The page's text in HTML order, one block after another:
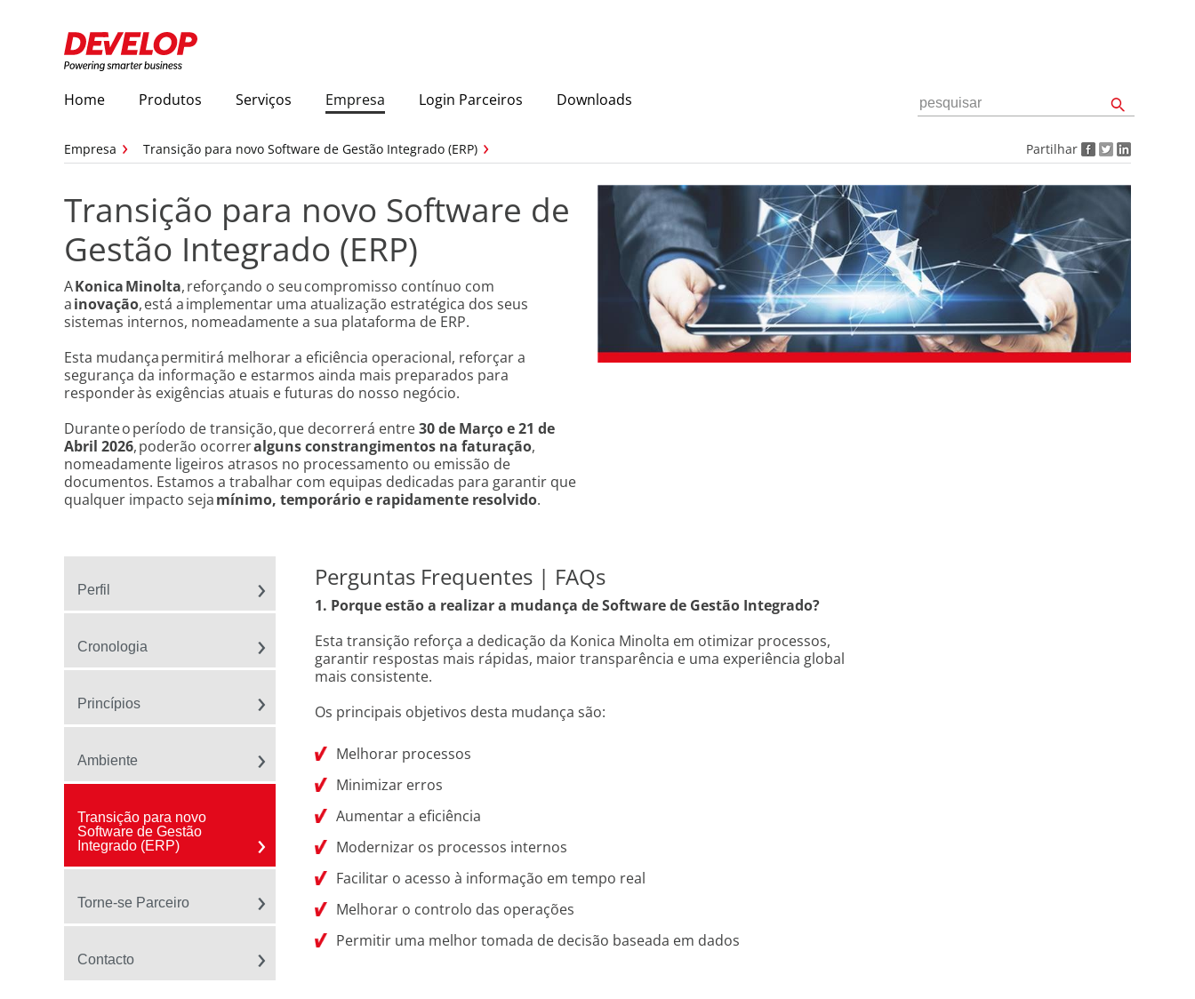
Home Produtos Serviços Empresa Login Parceiros Downloads
Empresa Transição para novo Software de Gestão Integrado (ERP) Partilhar
Transição para novo Software de
Gestão Integrado (ERP)
AKonica Minolta, reforçando o seu compromisso contínuo com
ainovação, está a implementar uma atualização estratégica dos seus
sistemas internos, nomeadamente a sua plataforma de ERP.
Esta mudança permitirá melhorar a eficiência operacional, reforçar a
segurança da informação e estarmos ainda mais preparados para
responder às exigências atuais e futuras do nosso negócio.
Durante o período de transição, que decorrerá entre30 de Março e 21 de
Abril 2026, poderão ocorreralguns constrangimentos na faturação,
nomeadamente ligeiros atrasos no processamento ou emissão de
documentos. Estamos a trabalhar com equipas dedicadas para garantir que
qualquer impacto sejamínimo, temporário e rapidamente resolvido.
Perfil
Cronologia
Princípios
Ambiente
Transição para novo
Software de Gestão
Integrado (ERP)
Torne-se Parceiro
Contacto
Perguntas Frequentes | FAQs
1. Porque estão a realizar a mudança de Software de Gestão Integrado?
Esta transição reforça a dedicação da Konica Minolta em otimizar processos,
garantir respostas mais rápidas, maior transparência e uma experiência global
mais consistente.
Os principais objetivos desta mudança são:
Melhorar processos
Minimizar erros
Aumentar a eficiência
Modernizar os processos internos
Facilitar o acesso à informação em tempo real
Melhorar o controlo das operações
Permitir uma melhor tomada de decisão baseada em dados